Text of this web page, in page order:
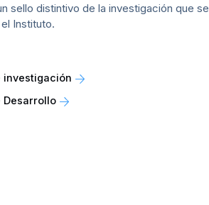
sello distintivo de la investigación que se
Instituto.
investigación
Desarrollo